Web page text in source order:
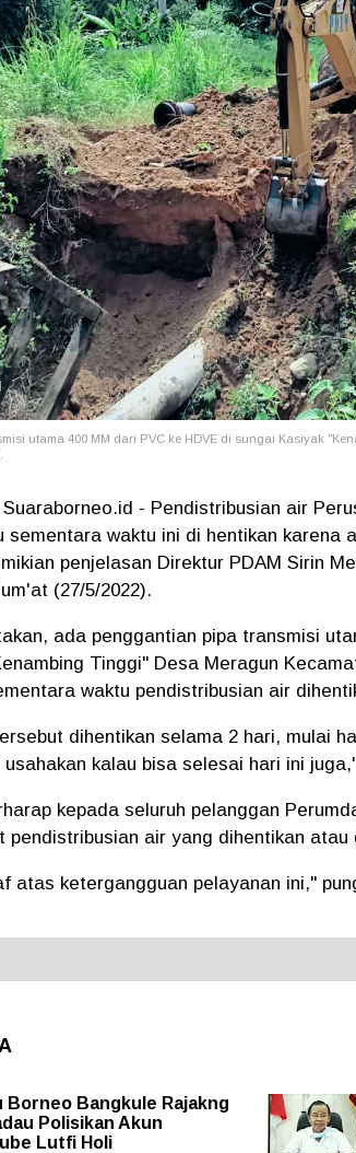
utama 400 MM dari PVC ke HDVE di sungai Kasiyak
Suaraborneo.id - Pendistribusian air
sementara waktu ini di hentikan karena
penjelasan Direktur PDAM Sirin
(27/5/2022).
ada penggantian pipa transmisi
Tinggi" Desa Meragun
waktu pendistribusian air
dihentikan selama 2 hari, mulai
usahakan kalau bisa selesai hari ini
kepada seluruh pelanggan
pendistribusian air yang dihentikan
atas ketergangguan pelayanan ini,"
Borneo Bangkule Rajakng
Polisikan Akun
Lutfi Holi